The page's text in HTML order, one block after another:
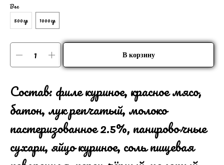
Вес
500гр
1000гр
В корзину
Состав: филе куриное, красное мясо,
батон, лук репчатый, молоко
пастеризованное 2.5%, панировочные
сухари, яйцо куриное, соль пищевая